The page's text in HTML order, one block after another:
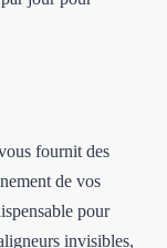
fournit des
de vos
pour
invisibles,